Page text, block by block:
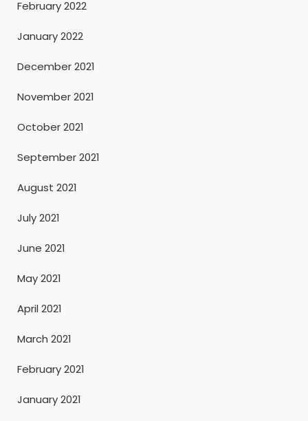
February 2022
January 2022
December 2021
November 2021
October 2021
September 2021
August 2021
July 2021
June 2021
May 2021
April 2021
March 2021
February 2021
January 2021